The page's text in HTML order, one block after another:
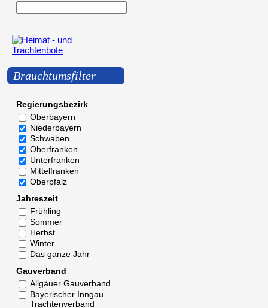
Brauchtumsfilter
Regierungsbezirk
Oberbayern
Niederbayern
Schwaben
Oberfranken
Unterfranken
Mittelfranken
Oberpfalz
Jahreszeit
Frühling
Sommer
Herbst
Winter
Das ganze Jahr
Gauverband
Allgäuer Gauverband
Bayerischer Inngau
Trachtenverband